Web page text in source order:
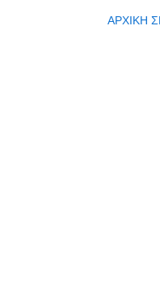
ΑΡΧΙΚΗ